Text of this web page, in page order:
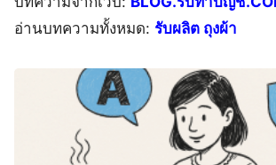
อ่านบทความทั้งหมด: รับผลิต ถุงผ้า